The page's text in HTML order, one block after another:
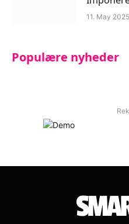
11. May 2025
Populære nyheder